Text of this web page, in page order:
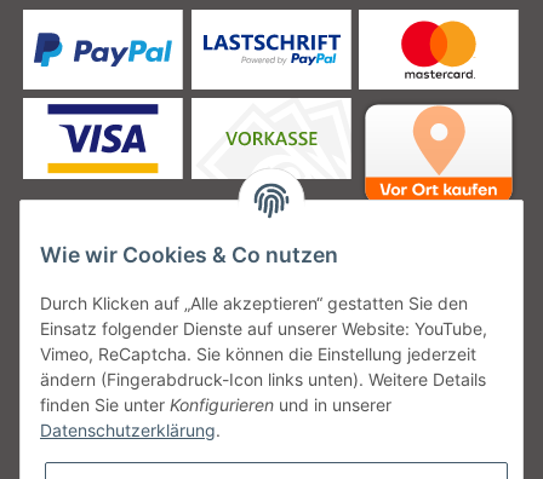
Unsere Versanddienstleister
Unsere Communities
Wie wir Cookies & Co nutzen
Durch Klicken auf „Alle akzeptieren“ gestatten Sie den
Einsatz folgender Dienste auf unserer Website: YouTube,
Vimeo, ReCaptcha. Sie können die Einstellung jederzeit
ändern (Fingerabdruck-Icon links unten). Weitere Details
finden Sie unter Konfigurieren und in unserer
Datenschutzerklärung.